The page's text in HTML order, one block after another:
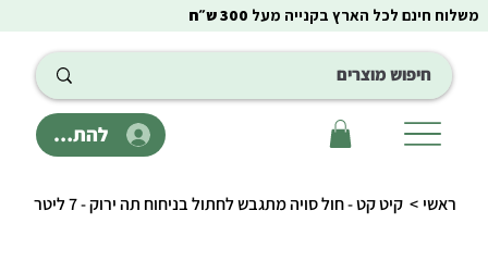
להתחבר
משלוח חינם לכל הארץ בקנייה מעל 300 ש״ח
ראשי > קיט קט - חול סויה מתגבש לחתול בניחוח תה ירוק - 7 ליטר